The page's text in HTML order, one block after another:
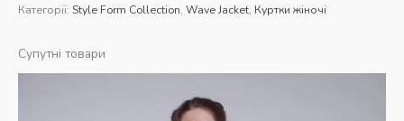
Категорії: Style Form Collection, Wave Jacket, Куртки жіночі
Супутні товари